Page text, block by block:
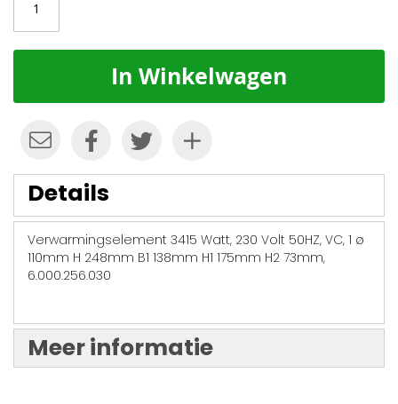
In Winkelwagen
Details
Verwarmingselement 3415 Watt, 230 Volt 50HZ, VC, 1 ø
110mm H 248mm B1 138mm H1 175mm H2 73mm,
6.000.256.030
Meer informatie